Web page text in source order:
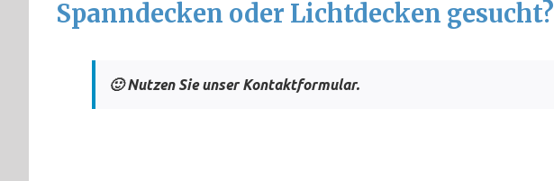
Spanndecken oder Lichtdecken gesucht?
🙂 Nutzen Sie unser Kontaktformular.